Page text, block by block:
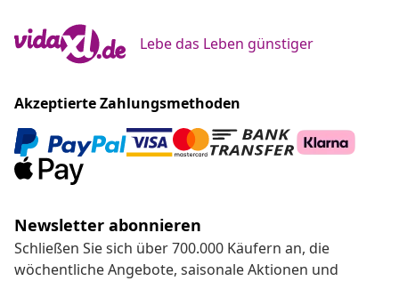
Lebe das Leben günstiger
Akzeptierte Zahlungsmethoden
Newsletter abonnieren
Schließen Sie sich über 700.000 Käufern an, die
wöchentliche Angebote, saisonale Aktionen und